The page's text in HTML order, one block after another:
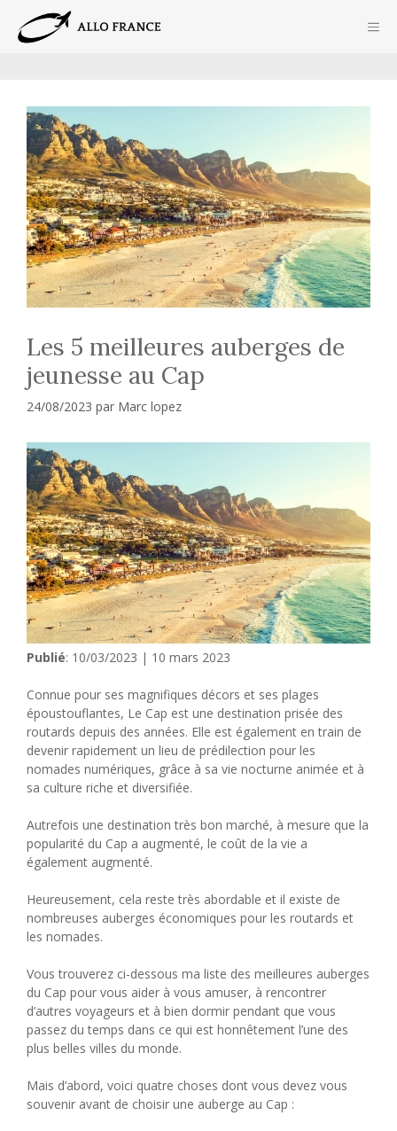
contenu
Les 5 meilleures auberges de
jeunesse au Cap
24/08/2023 par Marc lopez
Publié: 10/03/2023 | 10 mars 2023
Connue pour ses magnifiques décors et ses plages
époustouflantes, Le Cap est une destination prisée des
routards depuis des années. Elle est également en train de
devenir rapidement un lieu de prédilection pour les
nomades numériques, grâce à sa vie nocturne animée et à
sa culture riche et diversifiée.
Autrefois une destination très bon marché, à mesure que la
popularité du Cap a augmenté, le coût de la vie a
également augmenté.
Heureusement, cela reste très abordable et il existe de
nombreuses auberges économiques pour les routards et
les nomades.
Vous trouverez ci-dessous ma liste des meilleures auberges
du Cap pour vous aider à vous amuser, à rencontrer
d’autres voyageurs et à bien dormir pendant que vous
passez du temps dans ce qui est honnêtement l’une des
plus belles villes du monde.
Mais d’abord, voici quatre choses dont vous devez vous
souvenir avant de choisir une auberge au Cap :